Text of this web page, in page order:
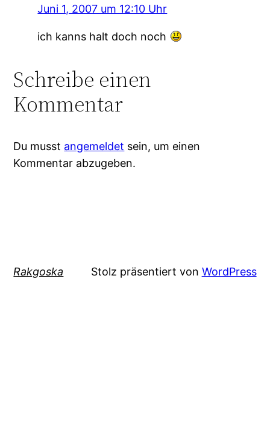
Juni 1, 2007 um 12:10 Uhr
ich kanns halt doch noch
Schreibe einen
Kommentar
Du musst angemeldet sein, um einen
Kommentar abzugeben.
Rakgoska Stolz präsentiert von WordPress